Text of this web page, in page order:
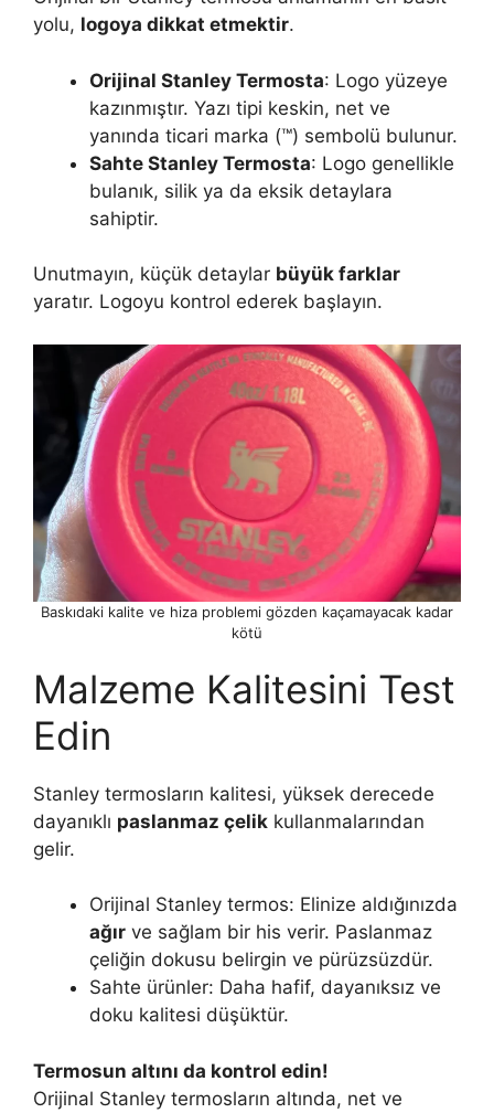
yolu, logoya dikkat etmektir.
Orijinal Stanley Termosta: Logo yüzeye
kazınmıştır. Yazı tipi keskin, net ve
yanında ticari marka (™) sembolü bulunur.
Sahte Stanley Termosta: Logo genellikle
bulanık, silik ya da eksik detaylara
sahiptir.
Unutmayın, küçük detaylar büyük farklar
yaratır. Logoyu kontrol ederek başlayın.
Baskıdaki kalite ve hiza problemi gözden kaçamayacak kadar
kötü
Malzeme Kalitesini Test
Edin
Stanley termosların kalitesi, yüksek derecede
dayanıklı paslanmaz çelik kullanmalarından
gelir.
Orijinal Stanley termos: Elinize aldığınızda
ağır ve sağlam bir his verir. Paslanmaz
çeliğin dokusu belirgin ve pürüzsüzdür.
Sahte ürünler: Daha hafif, dayanıksız ve
doku kalitesi düşüktür.
Termosun altını da kontrol edin!
Orijinal Stanley termosların altında, net ve